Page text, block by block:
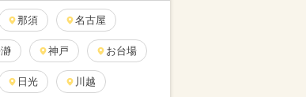
那須 名古屋
神戸 お台場
日光 川越